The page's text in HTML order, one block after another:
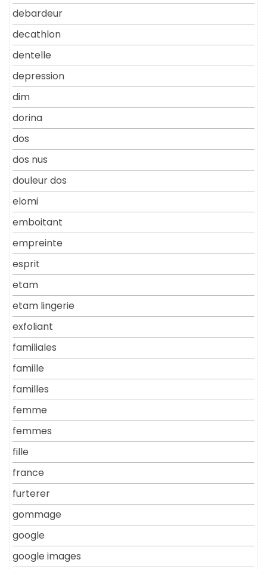
debardeur
decathlon
dentelle
depression
dim
dorina
dos
dos nus
douleur dos
elomi
emboitant
empreinte
esprit
etam
etam lingerie
exfoliant
familiales
famille
familles
femme
femmes
fille
france
furterer
gommage
google
google images